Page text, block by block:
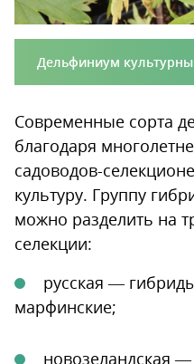
Дельфиниум
Современные сорта
благодаря
садоводов-
культуру. Группу
можно разделить на
селекции:
русская —
марфинские;
новозеландская